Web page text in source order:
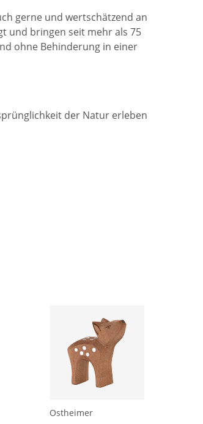
gerne und wertschätzend an
und bringen seit mehr als 75
ohne Behinderung in einer
der Natur erleben
Ostheimer